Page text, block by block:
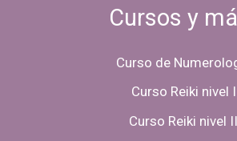
Cursos y
Curso de
Curso Reiki nivel I
Curso Reiki nivel II